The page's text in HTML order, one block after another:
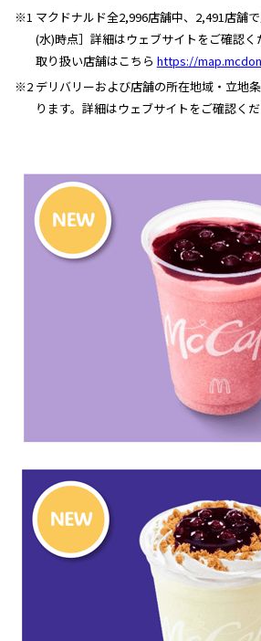
※1 マクドナルド全2,996店舗中、2,491店舗
(水)時点］詳細はウェブサイトをご確認く
取り扱い店舗はこちら https://
※2 デリバリーおよび店舗の所在地域・立地
ります。詳細はウェブサイトをご確認くだ